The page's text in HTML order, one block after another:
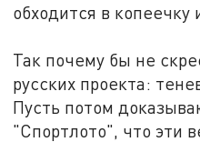
обходится в копеечку
Так почему бы не
русских проекта:
Пусть потом
"Спортлото", что эти